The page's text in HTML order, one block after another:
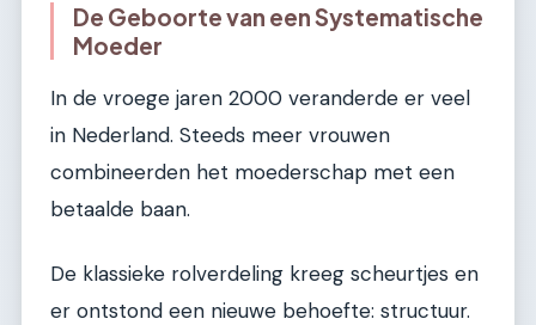
De Geboorte van een Systematische
Moeder
In de vroege jaren 2000 veranderde er veel
in Nederland. Steeds meer vrouwen
combineerden het moederschap met een
betaalde baan.
De klassieke rolverdeling kreeg scheurtjes en
er ontstond een nieuwe behoefte: structuur.